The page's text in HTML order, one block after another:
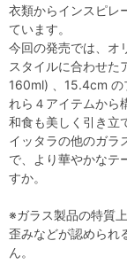
衣類からインスピレ
ています。
今回の発売では、オ
スタイルに合わせた
160ml) 、15.4cm の
れら４アイテムから
和食も美しく引き立
イッタラの他のガラ
で、より華やかなテ
すか。
※ガラス製品の特質
歪みなどが認められ
ん。